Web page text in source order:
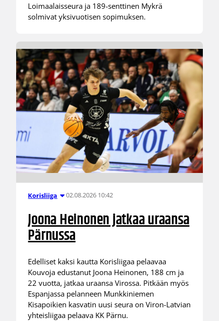
Loimaalaisseura ja 189-senttinen Mykrä
solmivat yksivuotisen sopimuksen.
Korisliiga 02.08.2026 10:42
Joona Heinonen jatkaa uraansa
Pärnussa
Edelliset kaksi kautta Korisliigaa pelaavaa
Kouvoja edustanut Joona Heinonen, 188 cm ja
22 vuotta, jatkaa uraansa Virossa. Pitkään myös
Espanjassa pelanneen Munkkiniemen
Kisapoikien kasvatin uusi seura on Viron-Latvian
yhteisliigaa pelaava KK Pärnu.